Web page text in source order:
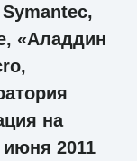
«Аладдин
на
2011